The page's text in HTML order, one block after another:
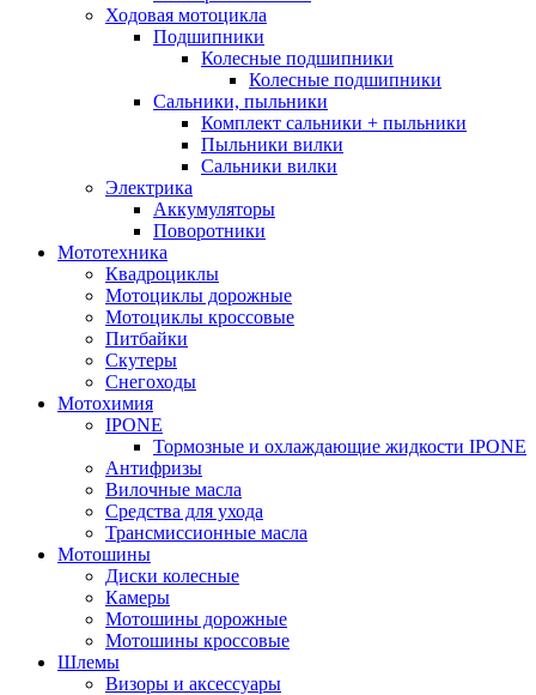
Ходовая мотоцикла
Подшипники
Колесные подшипники
Колесные подшипники
Сальники, пыльники
Комплект сальники + пыльники
Пыльники вилки
Сальники вилки
Электрика
Аккумуляторы
Поворотники
Мототехника
Квадроциклы
Мотоциклы дорожные
Мотоциклы кроссовые
Питбайки
Скутеры
Снегоходы
Мотохимия
IPONE
Тормозные и охлаждающие жидкости IPONE
Антифризы
Вилочные масла
Средства для ухода
Трансмиссионные масла
Мотошины
Диски колесные
Камеры
Мотошины дорожные
Мотошины кроссовые
Шлемы
Визоры и аксессуары